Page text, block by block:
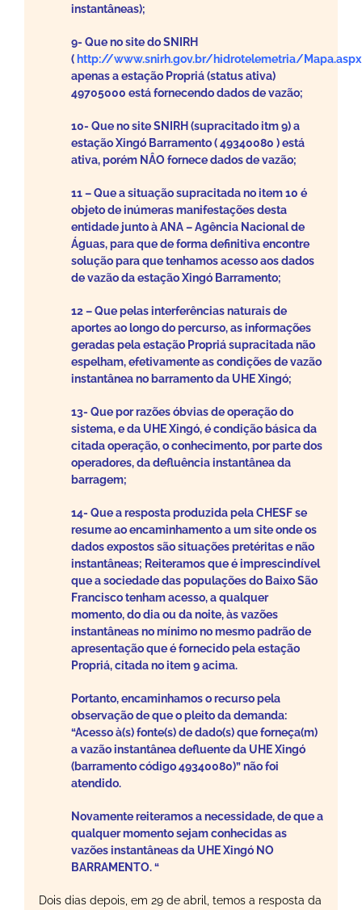
instantâneas);
9- Que no site do SNIRH
( http://www.snirh.gov.br/hidrotelemetria/Mapa.aspx
apenas a estação Propriá (status ativa)
49705000 está fornecendo dados de vazão;
10- Que no site SNIRH (supracitado itm 9) a
estação Xingó Barramento ( 49340080 ) está
ativa, porém NÂO fornece dados de vazão;
11 – Que a situação supracitada no item 10 é
objeto de inúmeras manifestações desta
entidade junto à ANA – Agência Nacional de
Águas, para que de forma definitiva encontre
solução para que tenhamos acesso aos dados
de vazão da estação Xingó Barramento;
12 – Que pelas interferências naturais de
aportes ao longo do percurso, as informações
geradas pela estação Propriá supracitada não
espelham, efetivamente as condições de vazão
instantânea no barramento da UHE Xingó;
13- Que por razões óbvias de operação do
sistema, e da UHE Xingó, é condição básica da
citada operação, o conhecimento, por parte dos
operadores, da defluência instantânea da
barragem;
14- Que a resposta produzida pela CHESF se
resume ao encaminhamento a um site onde os
dados expostos são situações pretéritas e não
instantâneas; Reiteramos que é imprescindível
que a sociedade das populações do Baixo São
Francisco tenham acesso, a qualquer
momento, do dia ou da noite, às vazões
instantâneas no mínimo no mesmo padrão de
apresentação que é fornecido pela estação
Propriá, citada no item 9 acima.
Portanto, encaminhamos o recurso pela
observação de que o pleito da demanda:
“Acesso à(s) fonte(s) de dado(s) que forneça(m)
a vazão instantânea defluente da UHE Xingó
(barramento código 49340080)” não foi
atendido.
Novamente reiteramos a necessidade, de que a
qualquer momento sejam conhecidas as
vazões instantâneas da UHE Xingó NO
BARRAMENTO. “
Dois dias depois, em 29 de abril, temos a resposta da